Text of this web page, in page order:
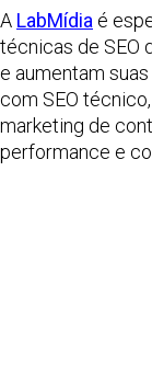
A LabMídia é
técnicas de SEO
e aumentam
com SEO
marketing de
performance e